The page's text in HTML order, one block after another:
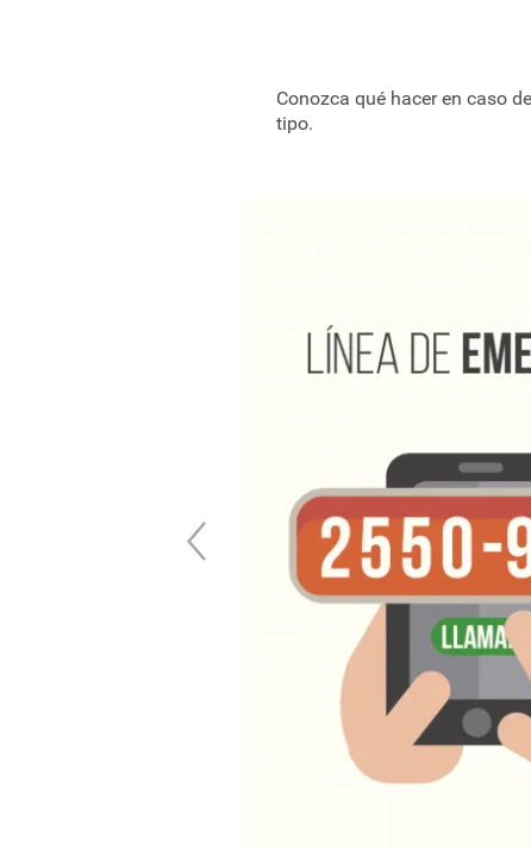
Conozca qué hacer en caso
tipo.